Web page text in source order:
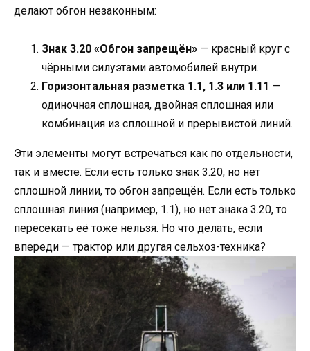
делают обгон незаконным:
Знак 3.20 «Обгон запрещён» — красный круг с
чёрными силуэтами автомобилей внутри.
Горизонтальная разметка 1.1, 1.3 или 1.11 —
одиночная сплошная, двойная сплошная или
комбинация из сплошной и прерывистой линий.
Эти элементы могут встречаться как по отдельности,
так и вместе. Если есть только знак 3.20, но нет
сплошной линии, то обгон запрещён. Если есть только
сплошная линия (например, 1.1), но нет знака 3.20, то
пересекать её тоже нельзя. Но что делать, если
впереди — трактор или другая сельхоз-техника?